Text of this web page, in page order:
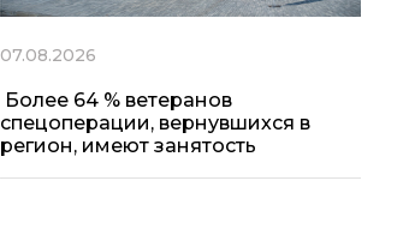
07.08.2026
Более 64 % ветеранов
спецоперации, вернувшихся в
регион, имеют занятость